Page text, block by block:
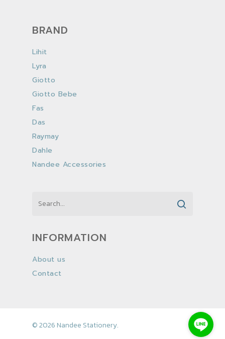
BRAND
Lihit
Lyra
Giotto
Giotto Bebe
Fas
Das
Raymay
Dahle
Nandee Accessories
INFORMATION
About us
Contact
© 2026 Nandee Stationery.